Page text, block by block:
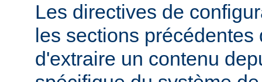
Les directives de
les sections précédentes
d'extraire un contenu